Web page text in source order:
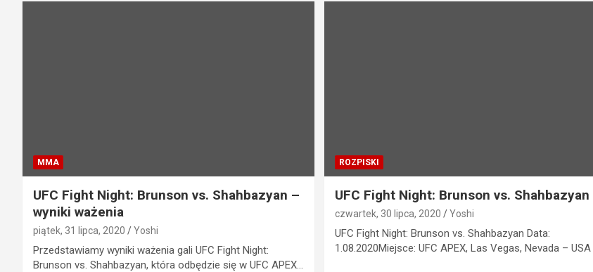
MMA
UFC Fight Night: Brunson vs. Shahbazyan –
wyniki ważenia
piątek, 31 lipca, 2020 Yoshi
Przedstawiamy wyniki ważenia gali UFC Fight Night:
Brunson vs. Shahbazyan, która odbędzie się w UFC APEX…
ROZPISKI
UFC Fight Night: Brunson vs. Shahbazyan
czwartek, 30 lipca, 2020 Yoshi
UFC Fight Night: Brunson vs. Shahbazyan Data:
1.08.2020Miejsce: UFC APEX, Las Vegas, Nevada – USA